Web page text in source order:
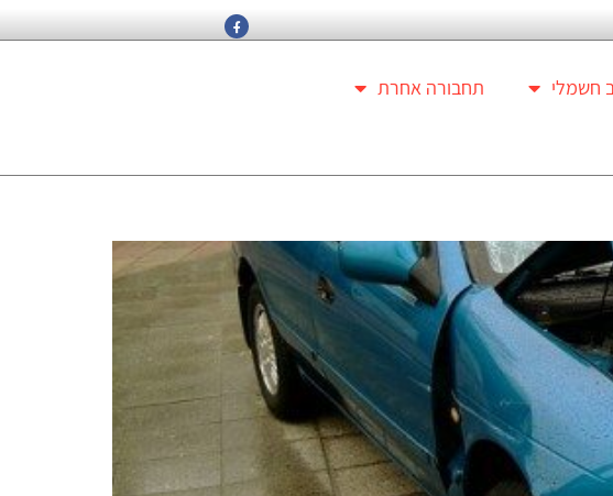
חשמלי
תחבורה אחרת